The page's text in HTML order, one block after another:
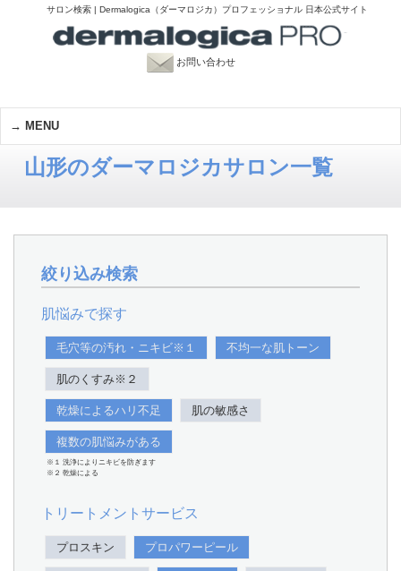
サロン検索 | Dermalogica（ダーマロジカ）プロフェッショナル 日本公式サイト
お問い合わせ
MENU
山形のダーマロジカサロン一覧
絞り込み検索
肌悩みで探す
毛穴等の汚れ・ニキビ※１ 不均一な肌トーン
肌のくすみ※２
乾燥によるハリ不足 肌の敏感さ
複数の肌悩みがある
※１ 洗浄によりニキビを防ぎます
※２ 乾燥による
トリートメントサービス
プロスキン プロパワーピール